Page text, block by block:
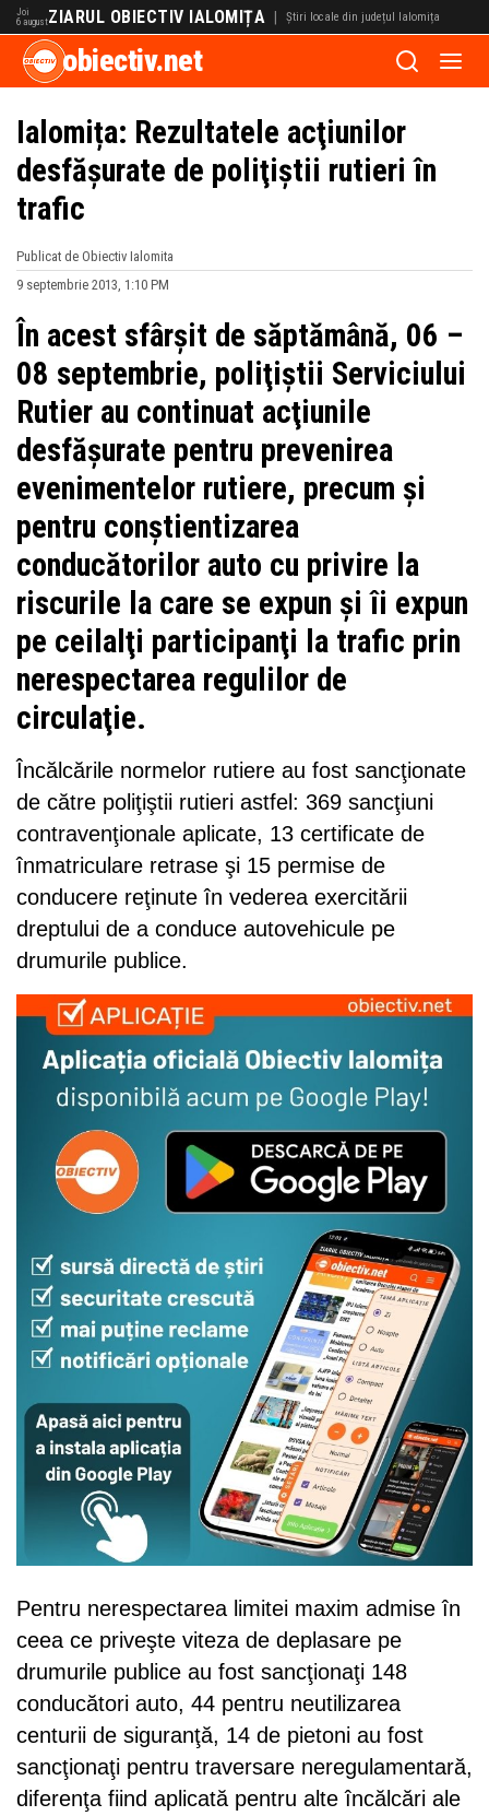
Joi
6 augustZIARUL OBIECTIV IALOMIȚA | Știri locale din județul Ialomița
obiectiv.net
Ialomița: Rezultatele acţiunilor
desfăşurate de poliţiştii rutieri în
trafic
Publicat de Obiectiv Ialomita
9 septembrie 2013, 1:10 PM
În acest sfârşit de săptămână, 06 –
08 septembrie, poliţiştii Serviciului
Rutier au continuat acţiunile
desfăşurate pentru prevenirea
evenimentelor rutiere, precum şi
pentru conştientizarea
conducătorilor auto cu privire la
riscurile la care se expun şi îi expun
pe ceilalţi participanţi la trafic prin
nerespectarea regulilor de
circulaţie.
Încălcările normelor rutiere au fost sancţionate
de către poliţiştii rutieri astfel: 369 sancţiuni
contravenţionale aplicate, 13 certificate de
înmatriculare retrase şi 15 permise de
conducere reţinute în vederea exercitării
dreptului de a conduce autovehicule pe
drumurile publice.
Pentru nerespectarea limitei maxim admise în
ceea ce priveşte viteza de deplasare pe
drumurile publice au fost sancţionaţi 148
conducători auto, 44 pentru neutilizarea
centurii de siguranţă, 14 de pietoni au fost
sancţionaţi pentru traversare neregulamentară,
diferenţa fiind aplicată pentru alte încălcări ale